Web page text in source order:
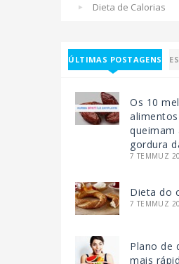
Dieta de Calorias
ÚLTIMAS POSTAGENS
Os 10
queimam
gordura
7 TEMMUZ
Dieta do
7 TEMMUZ
Plano de
mais